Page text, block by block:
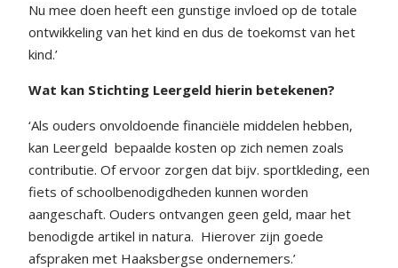
Nu mee doen heeft een gunstige invloed op de totale
ontwikkeling van het kind en dus de toekomst van het
kind.’
Wat kan Stichting Leergeld hierin betekenen?
‘Als ouders onvoldoende financiële middelen hebben,
kan Leergeld bepaalde kosten op zich nemen zoals
contributie. Of ervoor zorgen dat bijv. sportkleding, een
fiets of schoolbenodigdheden kunnen worden
aangeschaft. Ouders ontvangen geen geld, maar het
benodigde artikel in natura. Hierover zijn goede
afspraken met Haaksbergse ondernemers.’